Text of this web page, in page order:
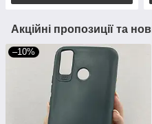
Акційні пропозиції та
–10%